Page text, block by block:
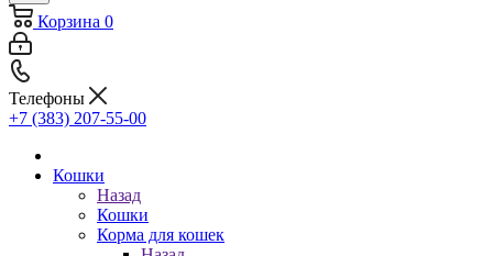
Корзина 0
Телефоны
+7 (383) 207-55-00
Кошки
Назад
Кошки
Корма для кошек